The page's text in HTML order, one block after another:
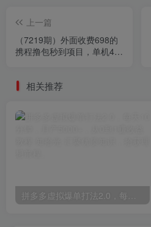
上一篇
（7219期）外面收费698的
携程撸包秒到项目，单机40-
相关推荐